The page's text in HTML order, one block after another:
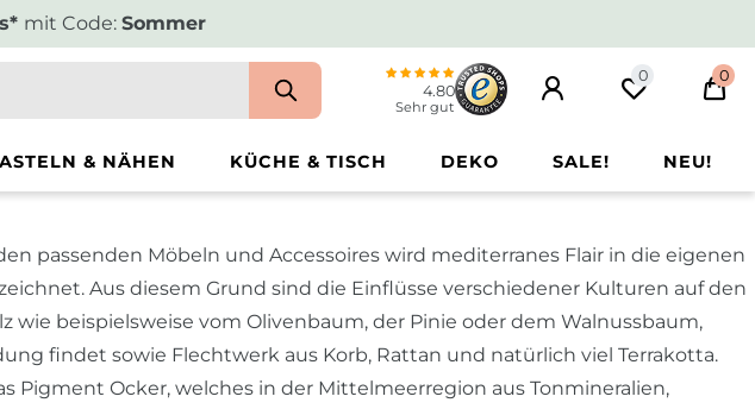
mit Code: Sommer
4.80
Sehr gut
0 0
& NÄHEN KÜCHE & TISCH DEKO SALE! NEU!
passenden Möbeln und Accessoires wird mediterranes Flair in die eigenen
Aus diesem Grund sind die Einflüsse verschiedener Kulturen auf den
beispielsweise vom Olivenbaum, der Pinie oder dem Walnussbaum,
findet sowie Flechtwerk aus Korb, Rattan und natürlich viel Terrakotta.
Ocker, welches in der Mittelmeerregion aus Tonmineralien,